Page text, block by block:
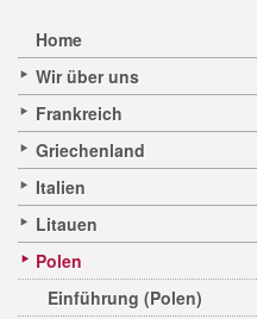
Home
Wir über uns
Frankreich
Griechenland
Italien
Litauen
Polen
Einführung (Polen)